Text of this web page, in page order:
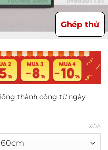
Ghép thử
thành công từ ngày
XÓA